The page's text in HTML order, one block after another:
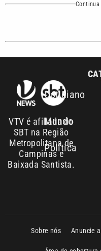
VTV é afiliada do
SBT na Região
Metropolitana de
Campinas e
Baixada Santista.
Mundo
Política
Anuncie
Área de cobertura
Entre em